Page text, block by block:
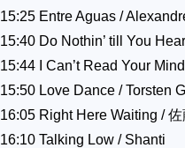
15:25 Entre Aguas /
15:40 Do Nothin’ till You
15:44 I Can’t Read Your
15:50 Love Dance / Torsten
16:05 Right Here Waiting /
16:10 Talking Low / Shanti